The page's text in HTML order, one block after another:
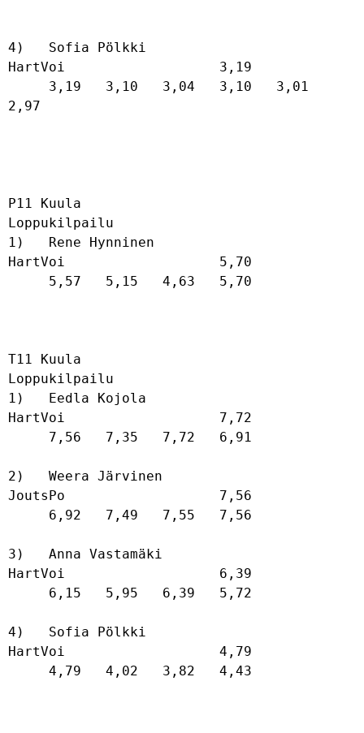
4)   Sofia Pölkki
HartVoi                   3,19
2,97
P11 Kuula
Loppukilpailu
1)   Rene Hynninen
HartVoi                   5,70
T11 Kuula
Loppukilpailu
1)   Eedla Kojola
HartVoi                   7,72
2)   Weera Järvinen
JoutsPo                   7,56
3)   Anna Vastamäki
HartVoi                   6,39
4)   Sofia Pölkki
HartVoi                   4,79